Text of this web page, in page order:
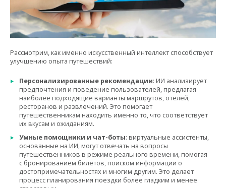
Рассмотрим, как именно искусственный интеллект способствует
улучшению опыта путешествий:
Персонализированные рекомендации: ИИ анализирует
предпочтения и поведение пользователей, предлагая
наиболее подходящие варианты маршрутов, отелей,
ресторанов и развлечений. Это помогает
путешественникам находить именно то, что соответствует
их вкусам и ожиданиям.
Умные помощники и чат-боты: виртуальные ассистенты,
основанные на ИИ, могут отвечать на вопросы
путешественников в режиме реального времени, помогая
с бронированием билетов, поиском информации о
достопримечательностях и многим другим. Это делает
процесс планирования поездки более гладким и менее